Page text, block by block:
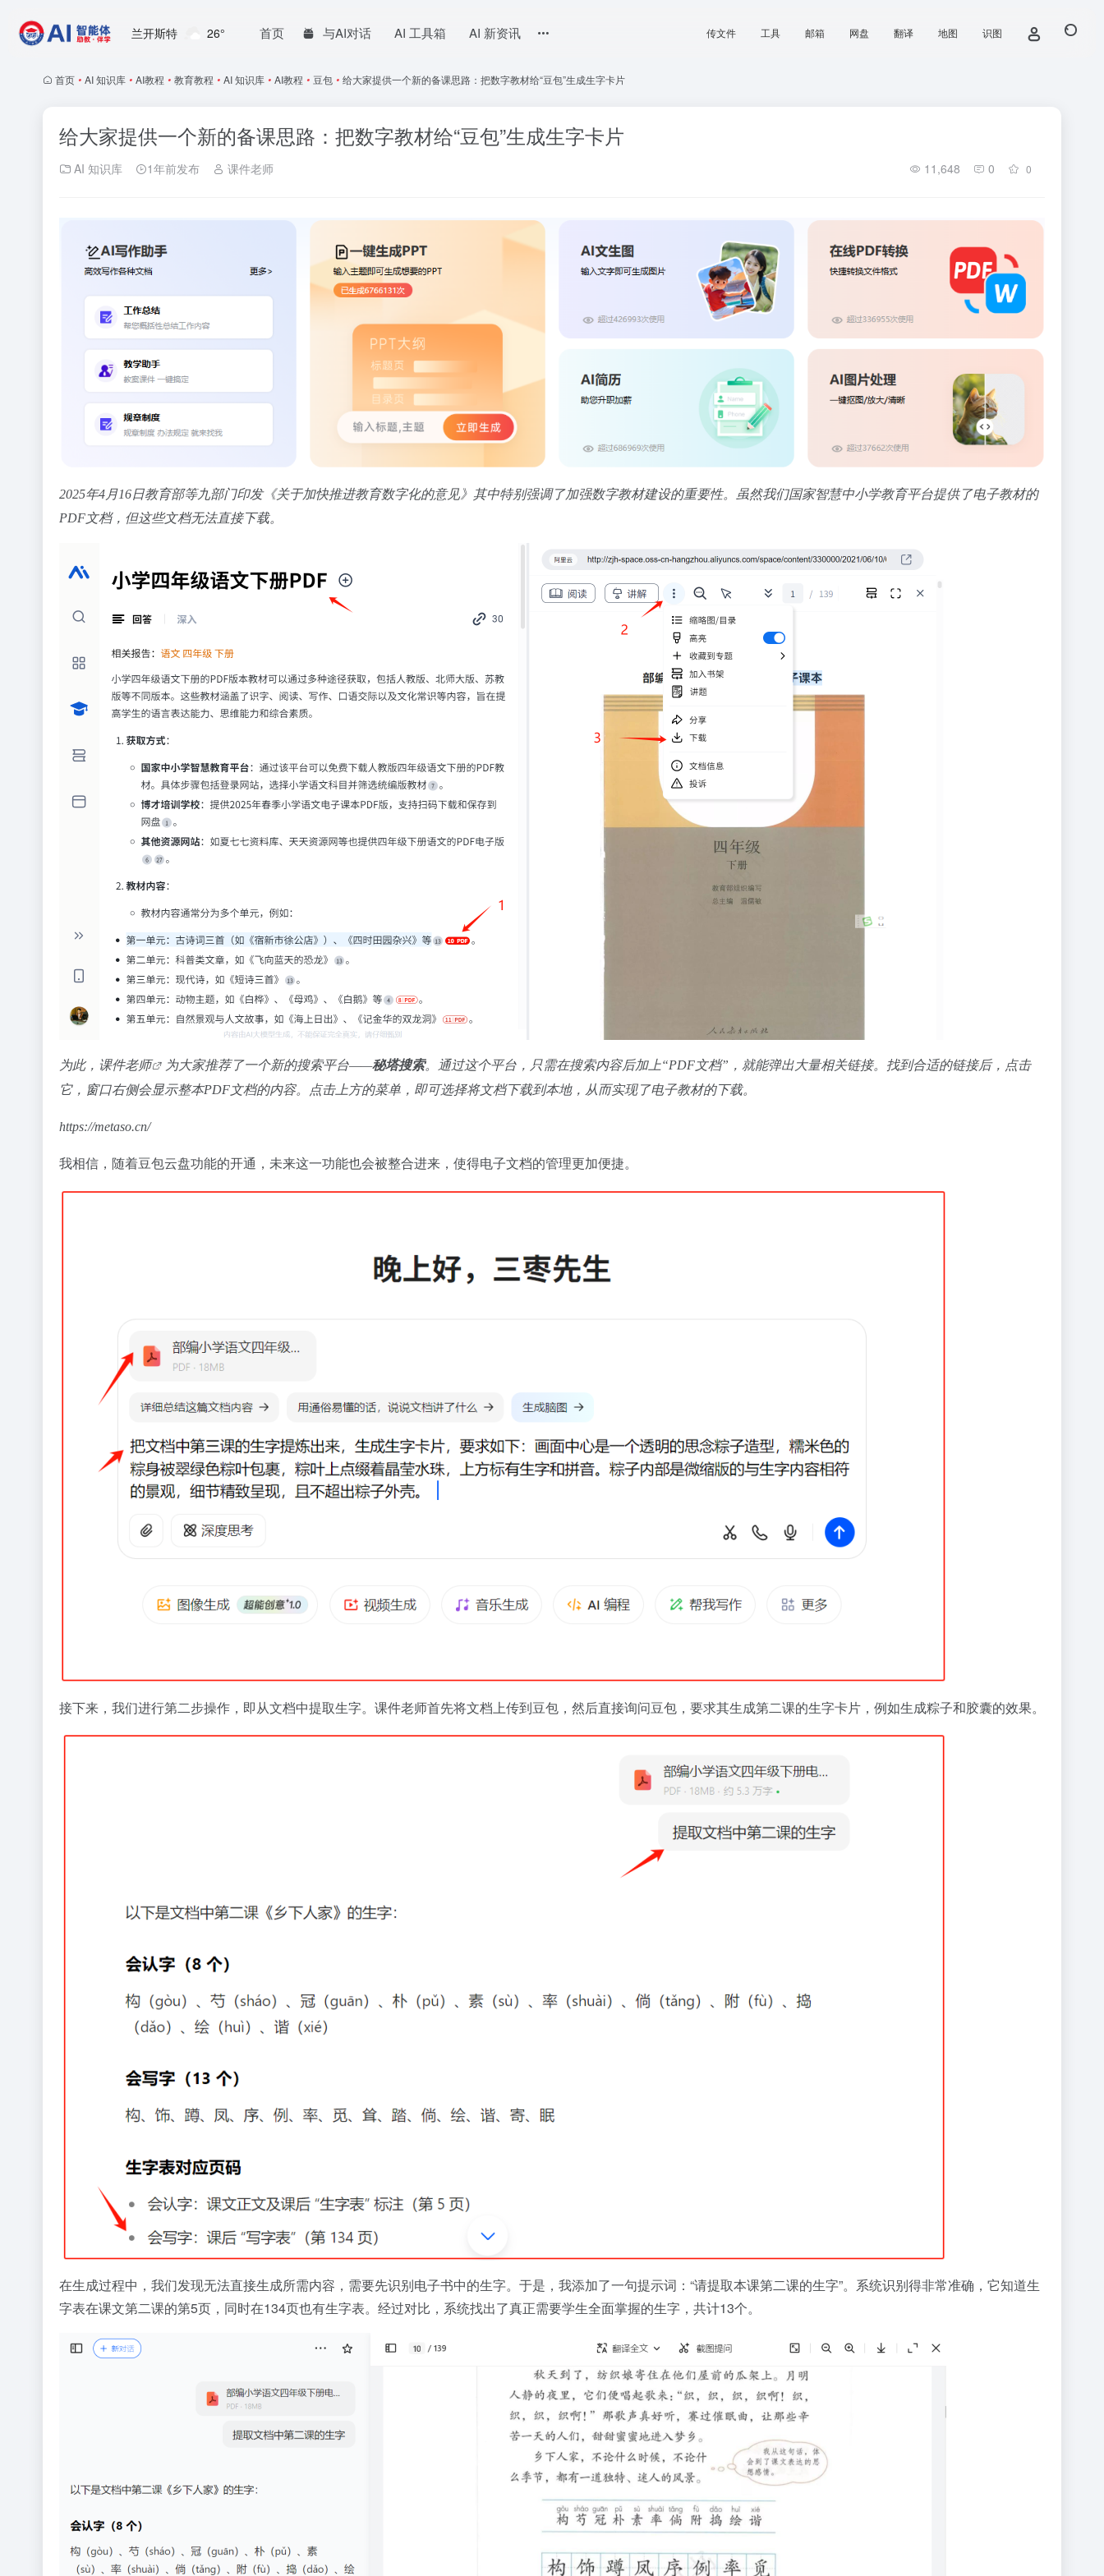
兰开斯特 26° 首页 与AI对话 AI 工具箱 AI 新资讯 传文件 工具 邮箱 网盘 翻译 地图 识图
首页 • AI 知识库 • AI教程 • 教育教程 • AI 知识库 • AI教程 • 豆包 • 给大家提供一个新的备课思路：把数字教材给“豆包”生成生字卡片
给大家提供一个新的备课思路：把数字教材给“豆包”生成生字卡片
AI 知识库 1年前发布 课件老师 11,648 0 0
2025年4月16日教育部等九部门印发《关于加快推进教育数字化的意见》其中特别强调了加强数字教材建设的重要性。虽然我们国家智慧中小学教育平台提供了电子教材的
PDF文档，但这些文档无法直接下载。
为此， 课件老师 为大家推荐了一个新的搜索平台——秘塔搜索。通过这个平台，只需在搜索内容后加上“PDF文档”，就能弹出大量相关链接。找到合适的链接后，点击
它，窗口右侧会显示整本PDF文档的内容。点击上方的菜单，即可选择将文档下载到本地，从而实现了电子教材的下载。
https://metaso.cn/
我相信，随着豆包云盘功能的开通，未来这一功能也会被整合进来，使得电子文档的管理更加便捷。
接下来，我们进行第二步操作，即从文档中提取生字。课件老师首先将文档上传到豆包，然后直接询问豆包，要求其生成第二课的生字卡片，例如生成粽子和胶囊的效果。
在生成过程中，我们发现无法直接生成所需内容，需要先识别电子书中的生字。于是，我添加了一句提示词：“请提取本课第二课的生字”。系统识别得非常准确，它知道生
字表在课文第二课的第5页，同时在134页也有生字表。经过对比，系统找出了真正需要学生全面掌握的生字，共计13个。